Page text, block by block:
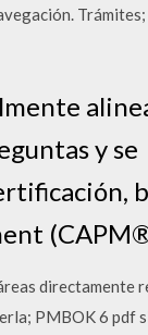
y se
directamente
PMBOK 6 pdf